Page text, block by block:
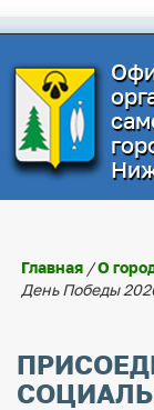
Главная /О
День Победы